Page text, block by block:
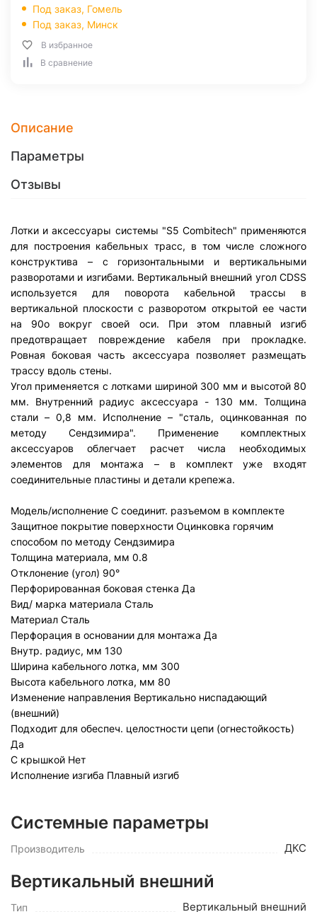
Под заказ, Гомель
Под заказ, Минск
В избранное
В сравнение
Описание
Параметры
Отзывы
Лотки и аксессуары системы "S5 Combitech" применяются
для построения кабельных трасс, в том числе сложного
конструктива – с горизонтальными и вертикальными
разворотами и изгибами. Вертикальный внешний угол CDSS
используется для поворота кабельной трассы в
вертикальной плоскости с разворотом открытой ее части
на 90о вокруг своей оси. При этом плавный изгиб
предотвращает повреждение кабеля при прокладке.
Ровная боковая часть аксессуара позволяет размещать
трассу вдоль стены.
Угол применяется с лотками шириной 300 мм и высотой 80
мм. Внутренний радиус аксессуара - 130 мм. Толщина
стали – 0,8 мм. Исполнение – "сталь, оцинкованная по
методу Сендзимира". Применение комплектных
аксессуаров облегчает расчет числа необходимых
элементов для монтажа – в комплект уже входят
соединительные пластины и детали крепежа.
Модель/исполнение С соединит. разъемом в комплекте
Защитное покрытие поверхности Оцинковка горячим
способом по методу Сендзимира
Толщина материала, мм 0.8
Отклонение (угол) 90°
Перфорированная боковая стенка Да
Вид/ марка материала Сталь
Материал Сталь
Перфорация в основании для монтажа Да
Внутр. радиус, мм 130
Ширина кабельного лотка, мм 300
Высота кабельного лотка, мм 80
Изменение направления Вертикально ниспадающий
(внешний)
Подходит для обеспеч. целостности цепи (огнестойкость)
Да
С крышкой Нет
Исполнение изгиба Плавный изгиб
Системные параметры
Производитель ДКС
Вертикальный внешний
Тип Вертикальный внешний